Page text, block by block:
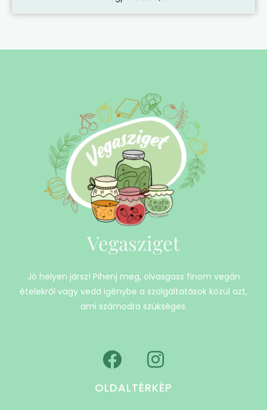
Vegasziget
Jó helyen jársz! Pihenj meg, olvasgass finom vegán
ételekről vagy vedd igénybe a szolgáltatások közül azt,
ami számodra szükséges.
OLDALTÉRKÉP